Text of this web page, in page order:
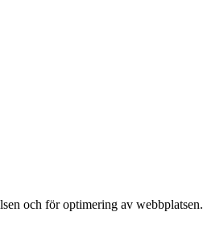
och för optimering av webbplatsen.